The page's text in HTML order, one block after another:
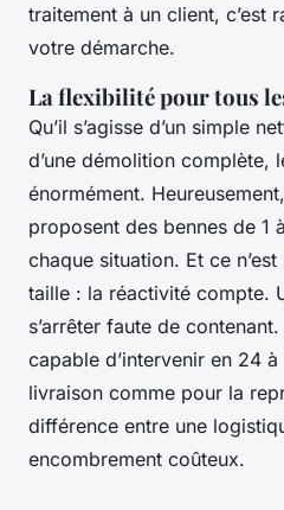
traitement à un client, c’est
votre démarche.
La flexibilité pour tous
Qu’il s’agisse d’un simple
d’une démolition complète,
énormément.
proposent des bennes de 1 à
chaque situation. Et ce
taille : la réactivité compte.
s’arrêter faute de
capable d’intervenir en 24
livraison comme pour la
différence entre une
encombrement coûteux.